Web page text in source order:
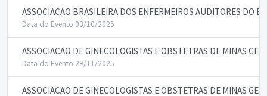
ASSOCIACAO BRASILEIRA DOS ENFERMEIROS AUDITORES DO
Data do Evento 03/10/2025
ASSOCIACAO DE GINECOLOGISTAS E OBSTETRAS DE MINAS
Data do Evento 29/11/2025
ASSOCIACAO DE GINECOLOGISTAS E OBSTETRAS DE MINAS